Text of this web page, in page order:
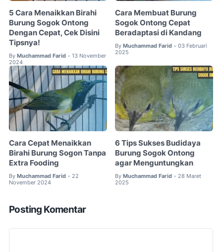
5 Cara Menaikkan Birahi
Burung Sogok Ontong
Dengan Cepat, Cek Disini
Tipsnya!
By Muchammad Farid • 13 November
2024
Cara Membuat Burung
Sogok Ontong Cepat
Beradaptasi di Kandang
By Muchammad Farid • 03 Februari
2025
Cara Cepat Menaikkan
Birahi Burung Sogon Tanpa
Extra Fooding
By Muchammad Farid • 22
November 2024
6 Tips Sukses Budidaya
Burung Sogok Ontong
agar Menguntungkan
By Muchammad Farid • 28 Maret
2025
Posting Komentar